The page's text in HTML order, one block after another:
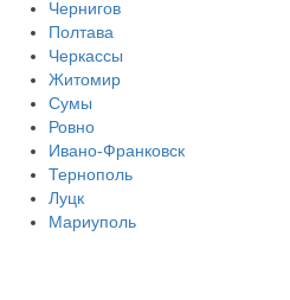
Чернигов
Полтава
Черкассы
Житомир
Сумы
Ровно
Ивано-Франковск
Тернополь
Луцк
Мариуполь